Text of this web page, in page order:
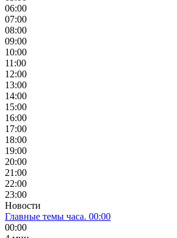
06:00
07:00
08:00
09:00
10:00
11:00
12:00
13:00
14:00
15:00
16:00
17:00
18:00
19:00
20:00
21:00
22:00
23:00
Новости
Главные темы часа. 00:00
00:00